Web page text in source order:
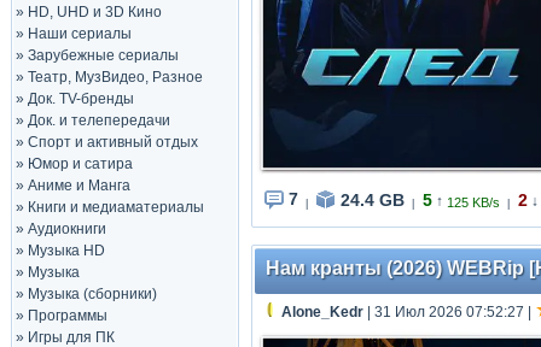
» HD, UHD и 3D Кино
» Наши сериалы
» Зарубежные сериалы
» Театр, МузВидео, Разное
» Док. TV-бренды
» Док. и телепередачи
» Спорт и активный отдых
» Юмор и сатира
» Аниме и Манга
» Книги и медиаматериалы
» Аудиокниги
» Музыка HD
» Музыка
» Музыка (сборники)
» Программы
» Игры для ПК
7 24.4 GB 5 ↑ 125 KB/s 2 ↓
Нам кранты (2026) WEBRip
Alone_Kedr | 31 Июл 2026 07:52:27